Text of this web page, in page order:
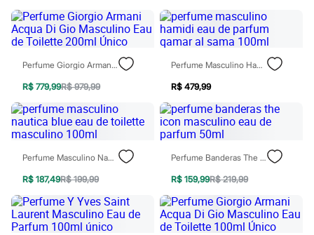
Pijamas
Sutiãs e Tops
Moda praia
Biquínis
Maiôs
Saídas de praia
Personagens
Plus size
Blusas e Camisetas
Calças
Casacos e Jaquetas
Jeans
Moda esportiva
Shorts e Saias
Vestidos
Masculino
Em alta
Dia dos Pais
Perfume Giorgio Armani Acqua Di Gio Masculino Eau De Toilette 200ml Único
R$ 779,99R$ 979,99
Perfume Masculino Hamidi Eau De Parfum Qamar Al Sama 100ml
R$ 479,99
Perfume Masculino Nautica Blue Eau De Toilette Masculino 100ml
R$ 187,49R$ 199,99
Perfume Banderas The Icon Masculino Eau De Parfum 50ml
R$ 159,99R$ 219,99